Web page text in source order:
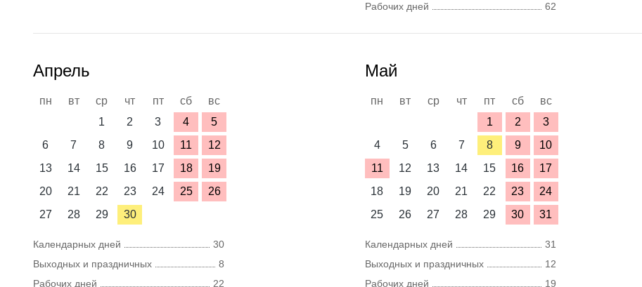
Рабочих дней
62
Апрель
пн вт ср чт пт сб
вс
1
2 3 4
5
6
7 8 9 10 11
12
13
14 15 16 17 18
19
20
21 22 23 24 25
26
27
28 29 30
Календарных дней
30
Выходных и праздничных
8
Рабочих дней
22
Май
пн вт ср чт пт сб
вс
1
2
3
4
5 6 7 8 9
10
11
12 13 14 15 16
17
18
19 20 21 22 23
24
25
26 27 28 29 30 31
Календарных дней
31
Выходных и праздничных
12
Рабочих дней
19